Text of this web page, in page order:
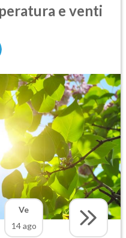
e venti
Ve
14 ago